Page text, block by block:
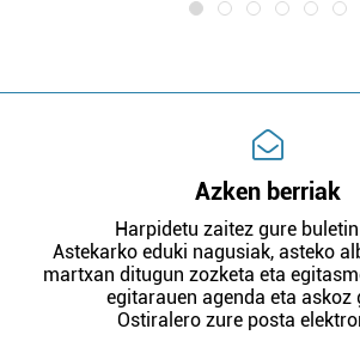
Azken berriak
Harpidetu zaitez gure
Astekarko eduki nagusiak, asteko
martxan ditugun zozketa eta
egitarauen agenda eta askoz
Ostiralero zure posta